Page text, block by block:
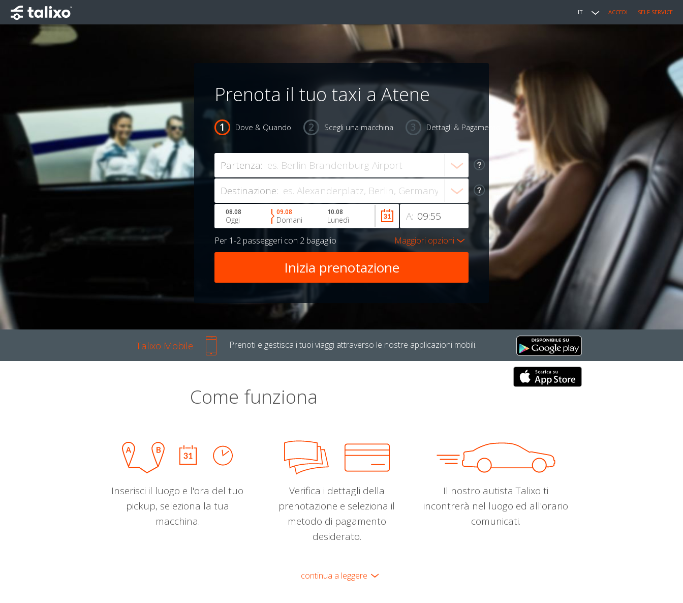
IT ACCEDI SELF SERVICE
Prenota il tuo taxi a Atene
Dove & Quando Scegli una macchina Dettagli & Pagamento
Partenza:
Destinazione:
A:
08.08
Oggi
09.08
Domani
10.08
Lunedì
Per 1-2 passeggeri con 2 bagaglio Maggiori opzioni
Talixo Mobile Prenoti e gestisca i tuoi viaggi attraverso le nostre applicazioni mobili.
Come funziona
Inserisci il luogo e l'ora del tuo
pickup, seleziona la tua
macchina.
Verifica i dettagli della
prenotazione e seleziona il
metodo di pagamento
desiderato.
Il nostro autista Talixo ti
incontrerà nel luogo ed all'orario
comunicati.
continua a leggere